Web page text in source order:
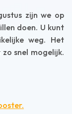
zijn we op
doen. U kunt
weg. Het
snel mogelijk.